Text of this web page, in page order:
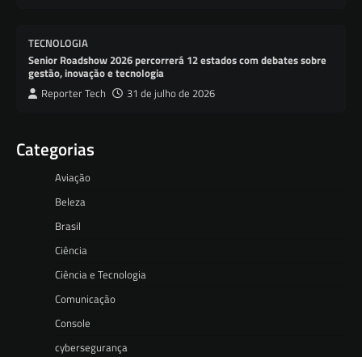
TECNOLOGIA
Senior Roadshow 2026 percorrerá 12 estados com debates sobre
gestão, inovação e tecnologia
Reporter Tech 31 de julho de 2026
Categorias
Aviação
Beleza
Brasil
Ciência
Ciência e Tecnologia
Comunicação
Console
cybersegurança